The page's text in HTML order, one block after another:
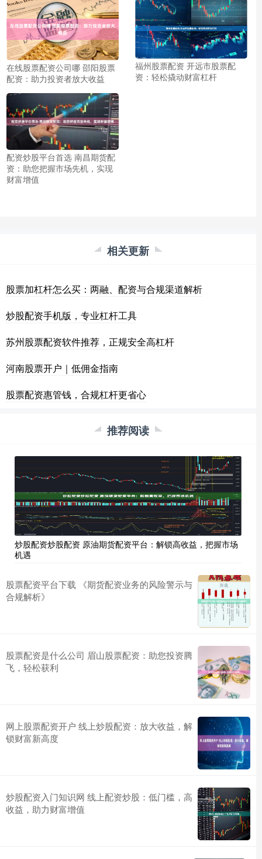
在线股票配资公司哪 邵阳股票
配资：助力投资者放大收益
福州股票配资 开远市股票配
资：轻松撬动财富杠杆
配资炒股平台首选 南昌期货配
资：助您把握市场先机，实现
财富增值
相关更新
股票加杠杆怎么买：两融、配资与合规渠道解析
炒股配资手机版，专业杠杆工具
苏州股票配资软件推荐，正规安全高杠杆
河南股票开户｜低佣金指南
股票配资惠管钱，合规杠杆更省心
推荐阅读
炒股配资炒股配资 原油期货配资平台：解锁高收益，把握市场
机遇
股票配资平台下载 《期货配资业务的风险警示与
合规解析》
股票配资是什么公司 眉山股票配资：助您投资腾
飞，轻松获利
网上股票配资开户 线上炒股配资：放大收益，解
锁财富新高度
炒股配资入门知识网 线上配资炒股：低门槛，高
收益，助力财富增值